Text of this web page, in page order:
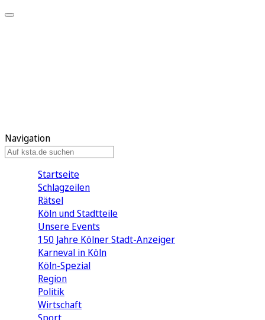
Navigation
Startseite
Schlagzeilen
Rätsel
Köln und Stadtteile
Unsere Events
150 Jahre Kölner Stadt-Anzeiger
Karneval in Köln
Köln-Spezial
Region
Politik
Wirtschaft